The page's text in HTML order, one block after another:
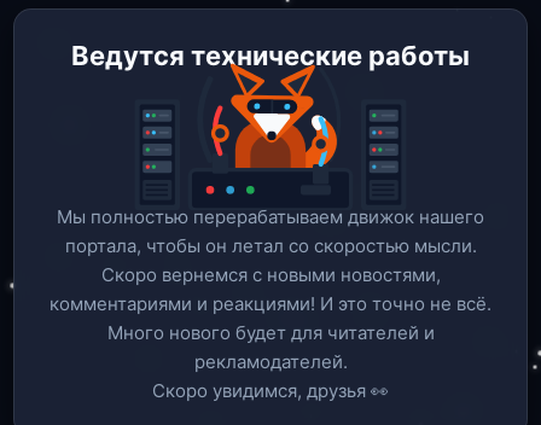
Ведутся технические работы
Мы полностью перерабатываем движок нашего
портала, чтобы он летал со скоростью мысли.
Скоро вернемся c новыми новостями,
комментариями и реакциями! И это точно не всё.
Много нового будет для читателей и
рекламодателей.
Скоро увидимся, друзья 👀